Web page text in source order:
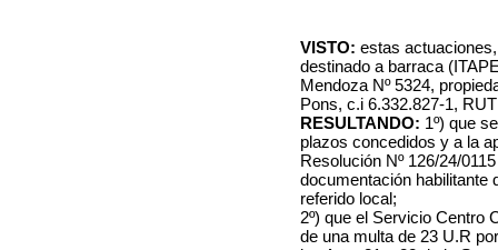
VISTO: estas
destinado a barraca
Mendoza Nº 5324,
Pons, c.i 6.332.827-1,
RESULTANDO: 1º) que
plazos concedidos y a la
Resolución Nº 126/24/
documentación habilitante
referido local;
2º) que el Servicio Centro
de una multa de 23 U.R